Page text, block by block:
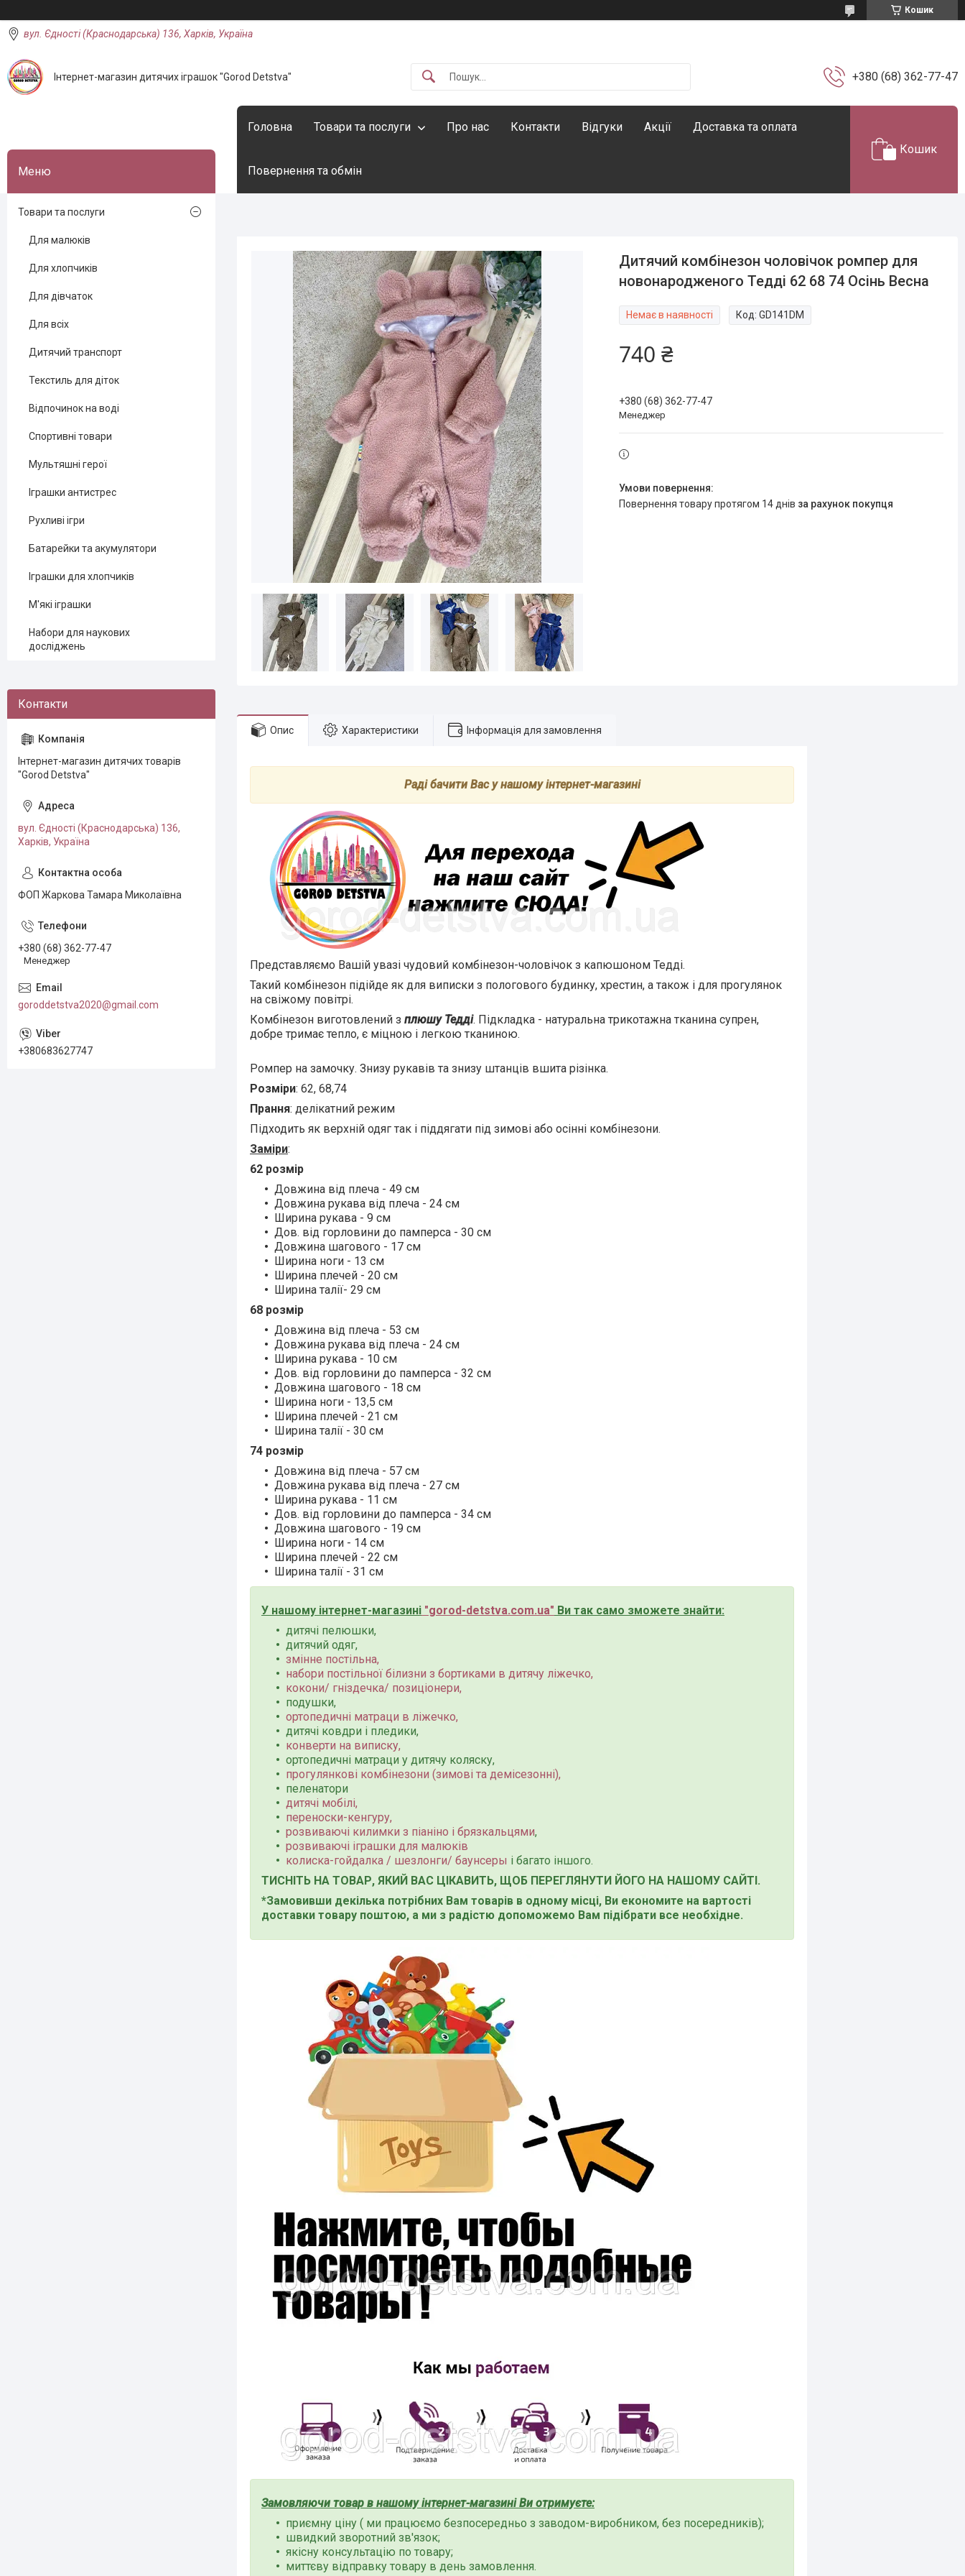
Кошик
вул. Єдності (Краснодарська) 136, Харків, Україна
Інтернет-магазин дитячих іграшок "Gorod Detstva" +380 (68) 362-77-47
Головна Товари та послуги Про нас Контакти Відгуки Акції Доставка та оплата
Повернення та обмін
Кошик
Дитячий комбінезон чоловічок ромпер для
новонародженого Тедді 62 68 74 Осінь Весна
Немає в наявності Код:GD141DM
740 ₴
+380 (68) 362-77-47
Менеджер
повернення товару протягом 14 днів за рахунок покупця
Опис Характеристики Інформація для замовлення
Раді бачити Вас у нашому інтернет-магазині
Представляємо Вашій увазі чудовий комбінезон-чоловічок з капюшоном Тедді.
Такий комбінезон підійде як для виписки з пологового будинку, хрестин, а також і для прогулянок
на свіжому повітрі.
Комбінезон виготовлений з плюшу Тедді. Підкладка - натуральна трикотажна тканина супрен,
добре тримає тепло, є міцною і легкою тканиною.
Ромпер на замочку. Знизу рукавів та знизу штанців вшита різінка.
Розміри: 62, 68,74
Прання: делікатний режим
Підходить як верхній одяг так і піддягати під зимові або осінні комбінезони.
Заміри:
62 розмір
Довжина від плеча - 49 см
Довжина рукава від плеча - 24 см
Ширина рукава - 9 см
Дов. від горловини до памперса - 30 см
Довжина шагового - 17 см
Ширина ноги - 13 см
Ширина плечей - 20 см
Ширина талії- 29 см
68 розмір
Довжина від плеча - 53 см
Довжина рукава від плеча - 24 см
Ширина рукава - 10 см
Дов. від горловини до памперса - 32 см
Довжина шагового - 18 см
Ширина ноги - 13,5 см
Ширина плечей - 21 см
Ширина талії - 30 см
74 розмір
Довжина від плеча - 57 см
Довжина рукава від плеча - 27 см
Ширина рукава - 11 см
Дов. від горловини до памперса - 34 см
Довжина шагового - 19 см
Ширина ноги - 14 см
Ширина плечей - 22 см
Ширина талії - 31 см
У нашому інтернет-магазині "gorod-detstva.com.ua" Ви так само зможете знайти:
дитячі пелюшки,
дитячий одяг,
змінне постільна,
набори постільної білизни з бортиками в дитячу ліжечко,
кокони/ гніздечка/ позиціонери,
подушки,
ортопедичні матраци в ліжечко,
дитячі ковдри і пледики,
конверти на виписку,
ортопедичні матраци у дитячу коляску,
прогулянкові комбінезони (зимові та демісезонні),
пеленатори
дитячі мобілі,
переноски-кенгуру,
розвиваючі килимки з піаніно і брязкальцями,
розвиваючі іграшки для малюків
колиска-гойдалка / шезлонги/ баунсеры і багато іншого.
ТИСНІТЬ НА ТОВАР, ЯКИЙ ВАС ЦІКАВИТЬ, ЩОБ ПЕРЕГЛЯНУТИ ЙОГО НА НАШОМУ САЙТІ.
*Замовивши декілька потрібних Вам товарів в одному місці, Ви економите на вартості
доставки товару поштою, а ми з радістю допоможемо Вам підібрати все необхідне.
Замовляючи товар в нашому інтернет-магазині Ви отримуєте:
приємну ціну ( ми працюємо безпосередньо з заводом-виробником, без посередників);
швидкий зворотний зв'язок;
якісну консультацію по товару;
миттєву відправку товару в день замовлення.
Товари та послуги
Для малюків
Для хлопчиків
Для дівчаток
Для всіх
Дитячий транспорт
Текстиль для діток
Відпочинок на воді
Спортивні товари
Мультяшні герої
Іграшки антистрес
Рухливі ігри
Батарейки та акумулятори
Іграшки для хлопчиків
М'які іграшки
Набори для наукових
досліджень
Інтернет-магазин дитячих товарів
"Gorod Detstva"
вул. Єдності (Краснодарська) 136,
Харків, Україна
ФОП Жаркова Тамара Миколаївна
+380 (68) 362-77-47
Менеджер
goroddetstva2020@gmail.com
+380683627747